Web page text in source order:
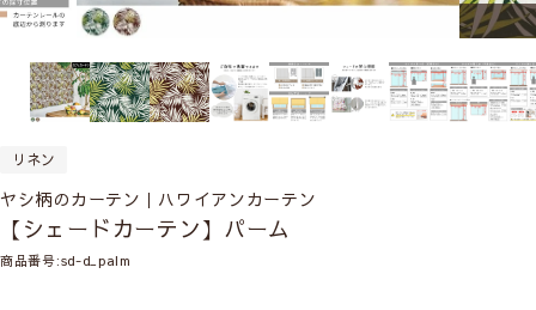
リネン
ヤシ柄のカーテン｜ハワイアンカーテン
【シェードカーテン】パーム
商品番号 sd-d_palm